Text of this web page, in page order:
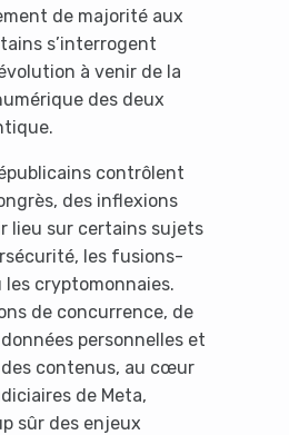
de majorité aux
s’interrogent
à venir de la
des deux
contrôlent
des inflexions
lieu sur certains sujets
les fusions-
cryptomonnaies.
de concurrence, de
personnelles et
contenus, au cœur
de Meta,
sûr des enjeux
like you're
ad-blocker!